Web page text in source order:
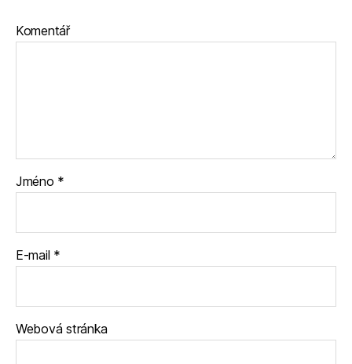
Komentář
Jméno *
E-mail *
Webová stránka